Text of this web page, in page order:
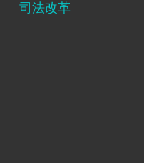
司法改革